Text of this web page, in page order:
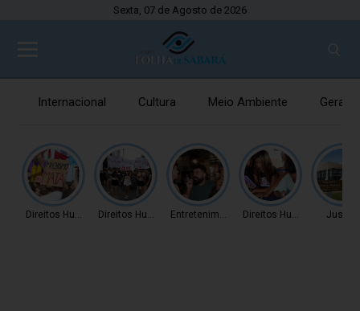
Sexta, 07 de Agosto de 2026
Internacional Cultura Meio Ambiente Gerais
Direitos HumanosDireitos HumanosEntretenimento Direitos Humanos Justiça